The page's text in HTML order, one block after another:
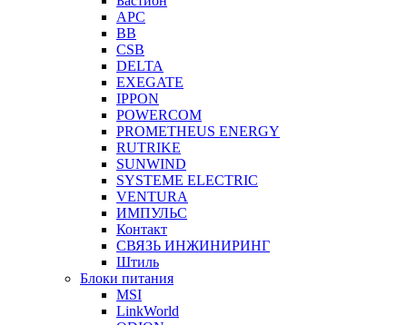
APC
BB
CSB
DELTA
EXEGATE
IPPON
POWERCOM
PROMETHEUS ENERGY
RUTRIKE
SUNWIND
SYSTEME ELECTRIC
VENTURA
ИМПУЛЬС
Контакт
СВЯЗЬ ИНЖИНИРИНГ
Штиль
Блоки питания
MSI
LinkWorld